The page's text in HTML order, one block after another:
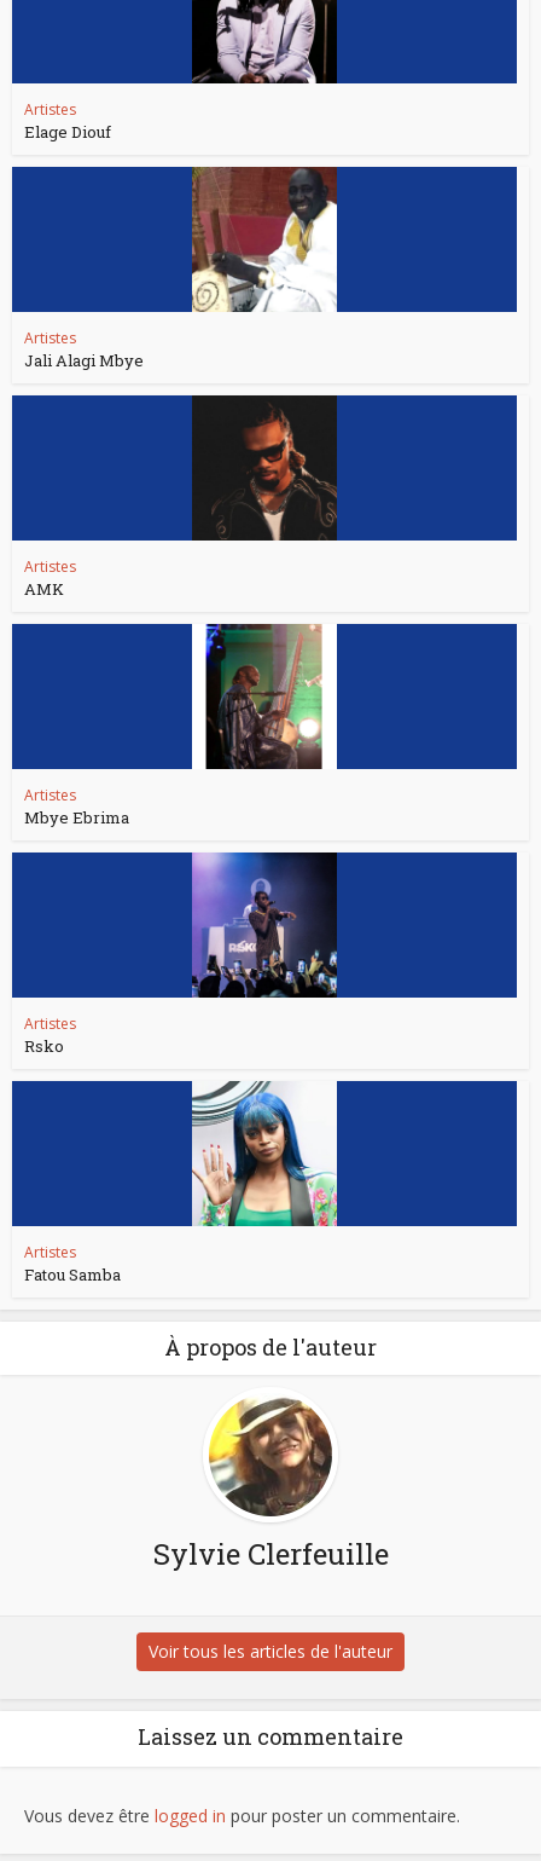
Artistes
Elage Diouf
Artistes
Jali Alagi Mbye
Artistes
AMK
Artistes
Mbye Ebrima
Artistes
Rsko
Artistes
Fatou Samba
À propos de l'auteur
Sylvie Clerfeuille
Voir tous les articles de l'auteur
Laissez un commentaire
Vous devez être logged in pour poster un commentaire.